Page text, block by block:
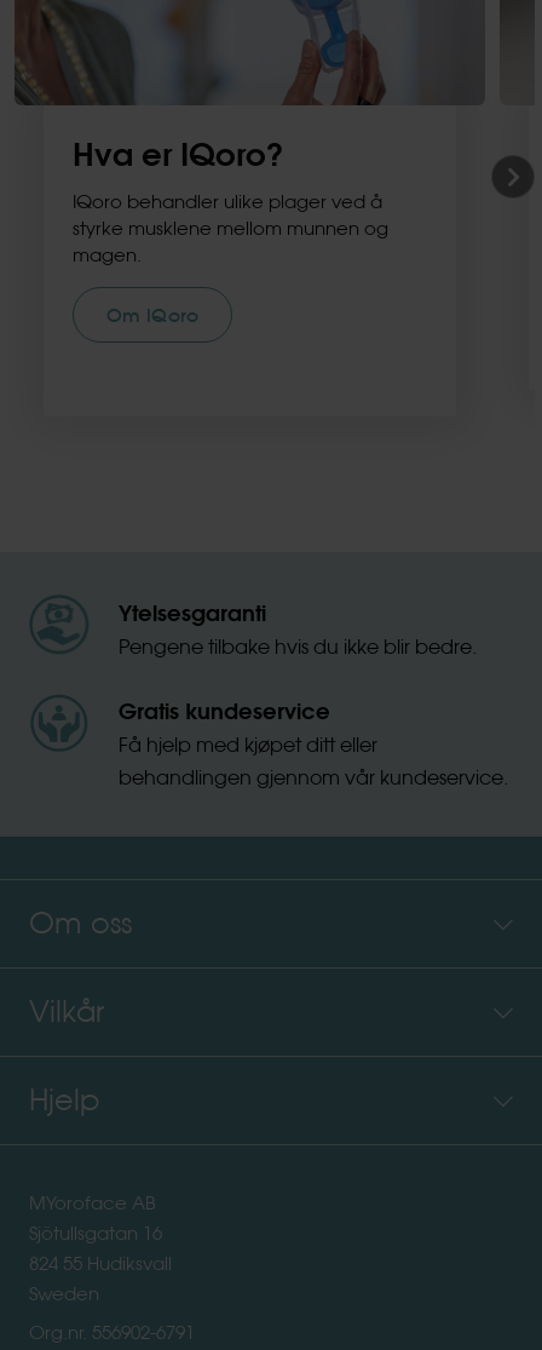
Hva er IQoro?
IQoro behandler ulike plager ved å
styrke musklene mellom munnen og
magen.
Om IQoro
Ytelsesgaranti
Pengene tilbake hvis du ikke blir bedre.
Gratis kundeservice
Få hjelp med kjøpet ditt eller
behandlingen gjennom vår kundeservice.
Om oss
Vilkår
Hjelp
MYoroface AB
Sjötullsgatan 16
824 55 Hudiksvall
Sweden
Org.nr. 556902-6791